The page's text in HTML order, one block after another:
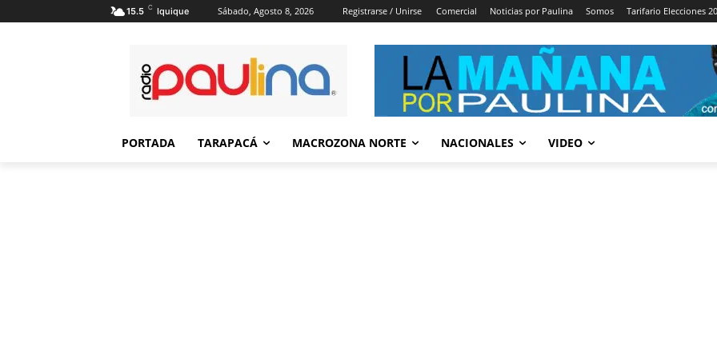
15.5 C Iquique Sábado, Agosto 8, 2026 Registrarse / Unirse Comercial Noticias por Paulina Somos Tarifario Elecciones
PORTADA TARAPACÁ MACROZONA NORTE NACIONALES VIDEO